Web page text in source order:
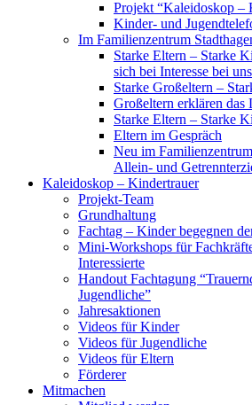
Projekt “Kaleidoskop –
Kinder- und
Im Familienzentrum
Starke Eltern – Starke
sich bei Interesse bei
Starke Großeltern –
Großeltern erklären das
Starke Eltern – Starke
Eltern im Gespräch
Neu im
Allein- und
Kaleidoskop – Kindertrauer
Projekt-Team
Grundhaltung
Fachtag – Kinder begegnen
Mini-Workshops für
Interessierte
Handout Fachtagung
Jugendliche”
Jahresaktionen
Videos für Kinder
Videos für Jugendliche
Videos für Eltern
Förderer
Mitmachen